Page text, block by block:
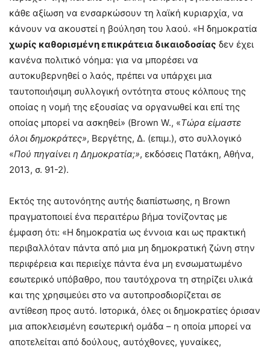
κάθε αξίωση να ενσαρκώσουν τη λαϊκή κυριαρχία, να
κάνουν να ακουστεί η βούληση του λαού. «Η δημοκρατία
χωρίς καθορισμένη επικράτεια δικαιοδοσίας δεν έχει
κανένα πολιτικό νόημα: για να μπορέσει να
αυτοκυβερνηθεί ο λαός, πρέπει να υπάρχει μια
ταυτοποιήσιμη συλλογική οντότητα στους κόλπους της
οποίας η νομή της εξουσίας να οργανωθεί και επί της
οποίας μπορεί να ασκηθεί» (Brown W., «Τώρα είμαστε
όλοι δημοκράτες», Βεργέτης, Δ. (επιμ.), στο συλλογικό
«Πού πηγαίνει η Δημοκρατία;», εκδόσεις Πατάκη, Αθήνα,
2013, σ. 91-2).
Εκτός της αυτονόητης αυτής διαπίστωσης, η Brown
πραγματοποιεί ένα περαιτέρω βήμα τονίζοντας με
έμφαση ότι: «Η δημοκρατία ως έννοια και ως πρακτική
περιβαλλόταν πάντα από μια μη δημοκρατική ζώνη στην
περιφέρεια και περιείχε πάντα ένα μη ενσωματωμένο
εσωτερικό υπόβαθρο, που ταυτόχρονα τη στηρίζει υλικά
και της χρησιμεύει στο να αυτοπροσδιορίζεται σε
αντίθεση προς αυτό. Ιστορικά, όλες οι δημοκρατίες όρισαν
μια αποκλεισμένη εσωτερική ομάδα – η οποία μπορεί να
αποτελείται από δούλους, αυτόχθονες, γυναίκες,